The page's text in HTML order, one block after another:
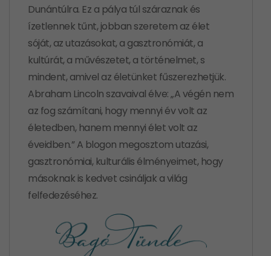
Dunántúlra. Ez a pálya túl száraznak és
ízetlennek tűnt, jobban szeretem az élet
sóját, az utazásokat, a gasztronómiát, a
kultúrát, a művészetet, a történelmet, s
mindent, amivel az életünket fűszerezhetjük.
Abraham Lincoln szavaival élve: „A végén nem
az fog számítani, hogy mennyi év volt az
életedben, hanem mennyi élet volt az
éveidben.” A blogon megosztom utazási,
gasztronómiai, kulturális élményeimet, hogy
másoknak is kedvet csináljak a világ
felfedezéséhez.